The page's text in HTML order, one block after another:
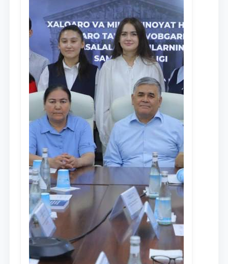
Ism va familiyangiz
Telefon raqamingiz
Pochta
yuborish